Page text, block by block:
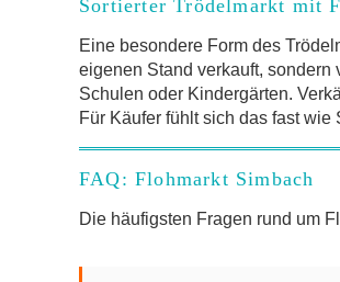
Sortierter Trödelmarkt mit
Eine besondere Form des
eigenen Stand verkauft,
Schulen oder Kindergärten.
Für Käufer fühlt sich das fast
FAQ: Flohmarkt Simbach
Die häufigsten Fragen rund um